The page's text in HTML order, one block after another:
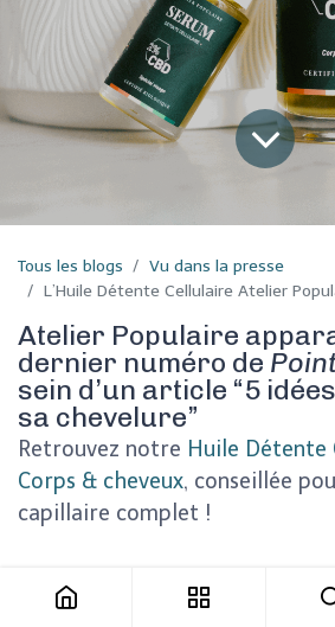
Tous les blogs
Vu dans la presse
L’Huile Détente Cellulaire Atelier
Atelier Populaire
dernier numéro de
sein d’un article “5
sa chevelure”
Retrouvez notre Huile Détente
Corps & cheveux, conseillée
capillaire complet !
Conçue pour nourrir le corps